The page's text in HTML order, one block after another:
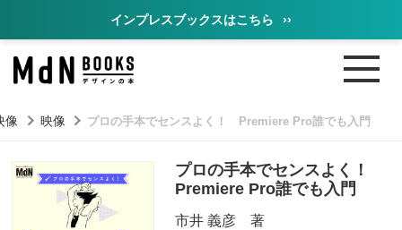
インプレスブックスはこちら ››
像 映像 プロの手本でセンスよく！ Premiere Pro誰でも入門
プロの手本でセンスよく！
Premiere Pro誰でも入門
市井 義彦 著